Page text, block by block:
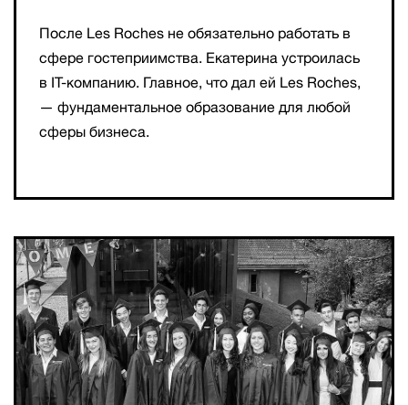
После Les Roches не обязательно работать в
сфере гостеприимства. Екатерина устроилась
в IT-компанию. Главное, что дал ей Les Roches,
— фундаментальное образование для любой
сферы бизнеса.